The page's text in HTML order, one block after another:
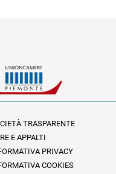
TRASPARENTE
E APPALTI
PRIVACY
COOKIES